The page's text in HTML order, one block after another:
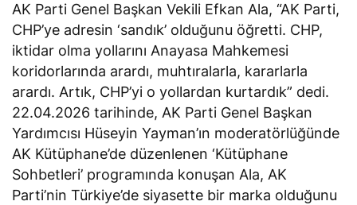
AK Parti Genel Başkan Vekili Efkan Ala, “AK Parti,
CHP’ye adresin ‘sandık’ olduğunu öğretti. CHP,
iktidar olma yollarını Anayasa Mahkemesi
koridorlarında arardı, muhtıralarla, kararlarla
arardı. Artık, CHP’yi o yollardan kurtardık” dedi.
22.04.2026 tarihinde, AK Parti Genel Başkan
Yardımcısı Hüseyin Yayman’ın moderatörlüğünde
AK Kütüphane’de düzenlenen ‘Kütüphane
Sohbetleri’ programında konuşan Ala, AK
Parti’nin Türkiye’de siyasette bir marka olduğunu